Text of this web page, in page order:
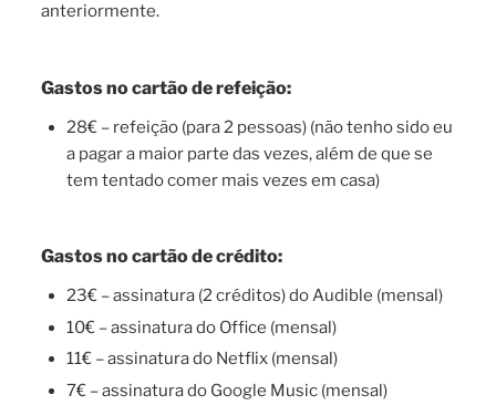
anteriormente.
Gastos no cartão de refeição:
28€ – refeição (para 2 pessoas) (não tenho sido eu
a pagar a maior parte das vezes, além de que se
tem tentado comer mais vezes em casa)
Gastos no cartão de crédito:
23€ – assinatura (2 créditos) do Audible (mensal)
10€ – assinatura do Office (mensal)
11€ – assinatura do Netflix (mensal)
7€ – assinatura do Google Music (mensal)